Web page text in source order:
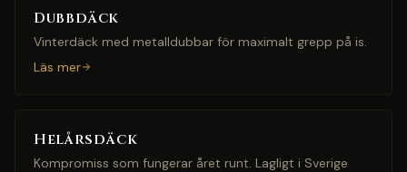
Dubbdäck
Vinterdäck med metalldubbar för maximalt grepp på is.
Läs mer
Helårsdäck
Kompromiss som fungerar året runt. Lagligt i Sverige